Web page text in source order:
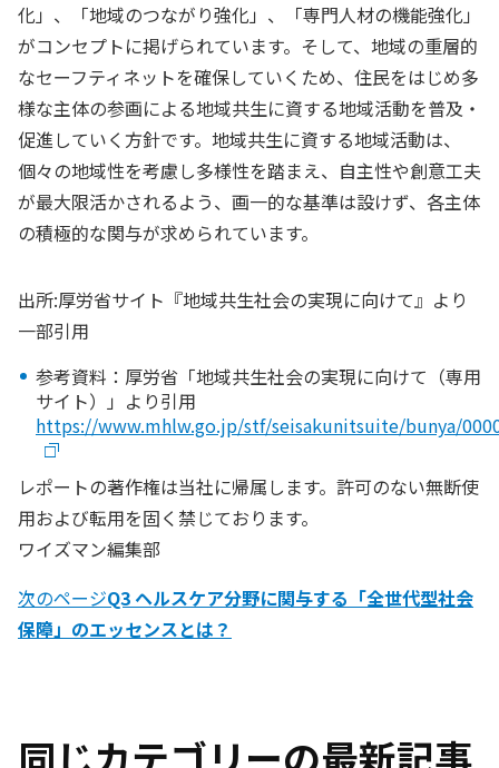
化」、「地域のつながり強化」、「専門人材の機能強化」
がコンセプトに掲げられています。そして、地域の重層的
なセーフティネットを確保していくため、住民をはじめ多
様な主体の参画による地域共生に資する地域活動を普及・
促進していく方針です。地域共生に資する地域活動は、
個々の地域性を考慮し多様性を踏まえ、自主性や創意工夫
が最大限活かされるよう、画一的な基準は設けず、各主体
の積極的な関与が求められています。
出所:厚労省サイト『地域共生社会の実現に向けて』より
一部引用
参考資料：厚労省「地域共生社会の実現に向けて（専用
サイト）」より引用
https://www.mhlw.go.jp/stf/seisakunitsuite/bunya/
レポートの著作権は当社に帰属します。許可のない無断使
用および転用を固く禁じております。
ワイズマン編集部
次のページQ3 ヘルスケア分野に関与する「全世代型社会
保障」のエッセンスとは？